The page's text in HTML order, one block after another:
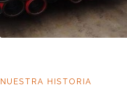
NUESTRA HISTORIA